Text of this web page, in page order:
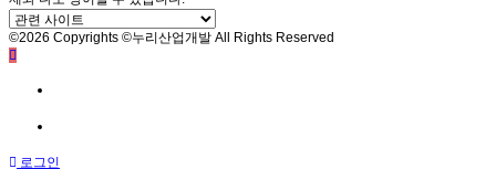
©2026 Copyrights ©누리산업개발 All Rights Reserved
로그인